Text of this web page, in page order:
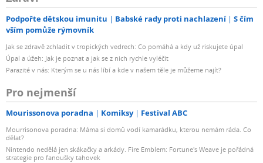
Podpořte dětskou imunitu Babské rady proti nachlazení
S čím
vším pomůže rýmovník
Jak se zdravě zchladit v tropických vedrech: Co pomáhá a kdy už riskujete úpal
Úpal a úžeh: Jak je poznat a jak se z nich rychle vyléčit
Parazité v nás: Kterým se u nás líbí a kde v našem těle je můžeme najít?
Pro nejmenší
Mourissonova poradna Komiksy Festival ABC
Mourrisonova poradna: Máma si domů vodí kamarádku, kterou nemám ráda. Co
dělat?
Nintendo nedělá jen skákačky a arkády. Fire Emblem: Fortune's Weave je pořádná
strategie pro fanoušky tahovek